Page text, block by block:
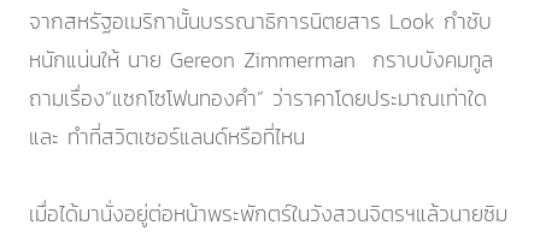
จากสหรัฐอเมริกานั้นบรรณาธิการนิตยสาร Look กำชับ
หนักแน่นให้ นาย Gereon Zimmerman กราบบังคมทูล
ถามเรื่อง”แซกโซโฟนทองคำ” ว่าราคาโดยประมาณเท่าใด
และ ทำที่สวิตเซอร์แลนด์หรือที่ไหน
เมื่อได้มานั่งอยู่ต่อหน้าพระพักตร์ในวังสวนจิตรฯแล้วนายซิม